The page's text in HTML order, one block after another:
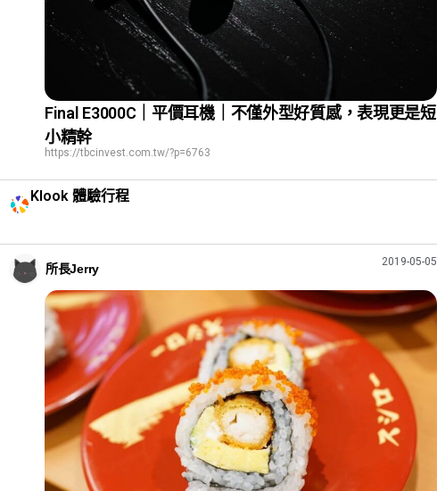
Final E3000C｜平價耳機｜不僅外型好質感，表現更是短
小精幹
https://tbcinvest.com.tw/?p=6763
Klook 體驗行程
所長Jerry
2019-05-05